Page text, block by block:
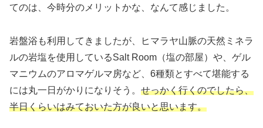
てのは、今時分のメリットかな、なんて感じました。
岩盤浴も利用してきましたが、ヒマラヤ山脈の天然ミネラ
ルの岩塩を使用しているSalt Room（塩の部屋）や、ゲル
マニウムのアロマゲルマ房など、6種類とすべて堪能する
には丸一日がかりになりそう。 せっかく行くのでしたら、
半日くらいはみておいた方が良いと思います。